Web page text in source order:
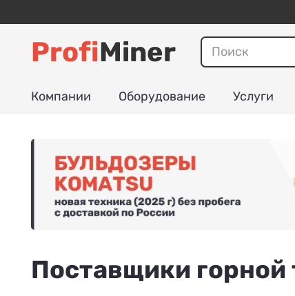
ProfiMiner
Компании Оборудование Услуги
Поставщики горной